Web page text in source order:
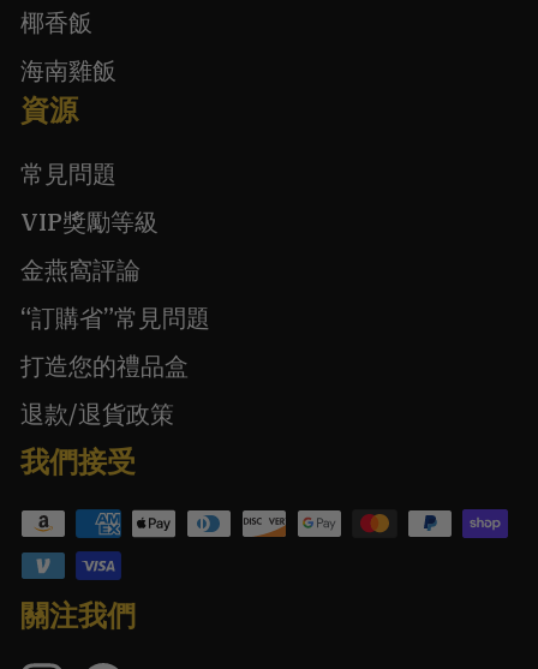
椰香飯
海南雞飯
資源
常見問題
VIP獎勵等級
金燕窩評論
“訂購省”常見問題
打造您的禮品盒
退款/退貨政策
我們接受
關注我們